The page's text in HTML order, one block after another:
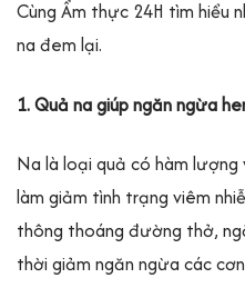
Cùng Ẩm thực 24H tìm hiểu
na đem lại.
1. Quả na giúp ngăn ngừa
Na là loại quả có hàm
làm giảm tình trạng viêm
thông thoáng đường thở,
thời giảm ngăn ngừa các